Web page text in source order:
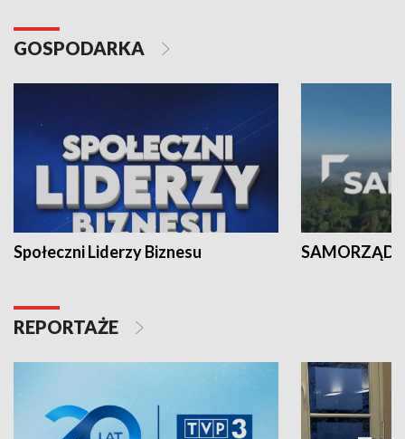
GOSPODARKA
Społeczni Liderzy Biznesu SAMORZĄD
REPORTAŻE